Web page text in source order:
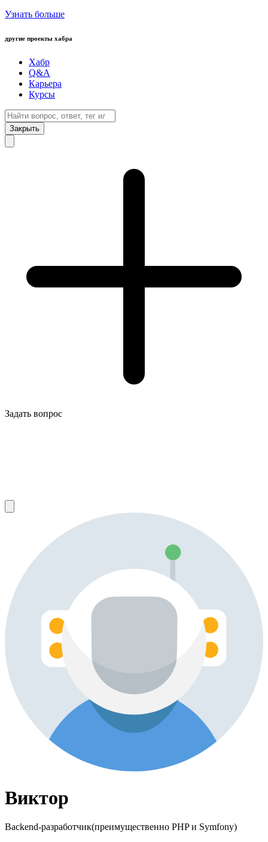
Узнать больше
другие проекты хабра
Хабр
Q&A
Карьера
Курсы
Закрыть
Задать вопрос
Виктор
Backend-разработчик(преимущественно PHP и Symfony)